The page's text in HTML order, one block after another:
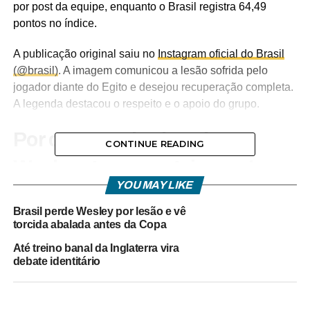
por post da equipe, enquanto o Brasil registra 64,49
pontos no índice.
A publicação original saiu no Instagram oficial do Brasil
(@brasil). A imagem comunicou a lesão sofrida pelo
jogador diante do Egito e desejou recuperação completa.
A legenda destacou o respeito e o apoio do grupo.
Por que o anúncio sobre
O tom predominante nos comentários foi de solidariedade
e tristeza, com críticas pontuais. Usuários manifestaram
apoio direto ao atleta e questionaram aspectos da
CONTINUE READING
YOU MAY LIKE
Brasil perde Wesley por lesão e vê
torcida abalada antes da Copa
Até treino banal da Inglaterra vira
debate identitário